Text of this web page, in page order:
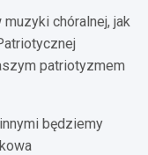
chóralnej, jak
patriotyzmem
będziemy